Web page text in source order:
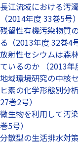
長江流域における汚
（2014年度 33巻5号）
残留性有機汚染物質
る（2013年度 32巻4号
放射性セシウムは森
ているのか （2013年
地域環境研究の中核
ヒ素の化学形態別分
27巻2号）
微生物を利用して汚
巻5号）
分散型の生活排水対